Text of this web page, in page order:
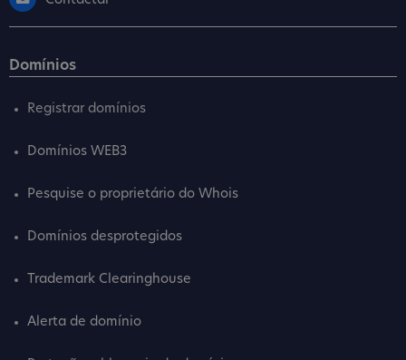
Domínios
Registrar domínios
Domínios WEB3
Pesquise o proprietário do Whois
Domínios desprotegidos
Trademark Clearinghouse
Alerta de domínio